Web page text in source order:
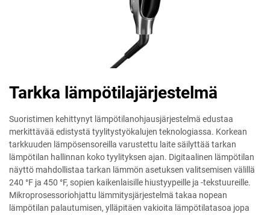
Tarkka lämpötilajärjestelmä
Suoristimen kehittynyt lämpötilanohjausjärjestelmä edustaa
merkittävää edistystä tyylitystyökalujen teknologiassa. Korkean
tarkkuuden lämpösensoreilla varustettu laite säilyttää tarkan
lämpötilan hallinnan koko tyylityksen ajan. Digitaalinen lämpötilan
näyttö mahdollistaa tarkan lämmön asetuksen valitsemisen välillä
240 °F ja 450 °F, sopien kaikenlaisille hiustyypeille ja -tekstuureille.
Mikroprosessoriohjattu lämmitysjärjestelmä takaa nopean
lämpötilan palautumisen, ylläpitäen vakioita lämpötilatasoa jopa